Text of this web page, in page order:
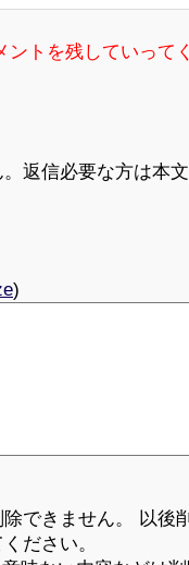
ントを残していって
返信必要な方は本
)
できません。 以後
ださい。